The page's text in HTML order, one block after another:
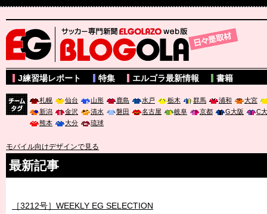
サッカー専門新聞ELGOLAZO web版 BLOGOLA
J練習場レポート 特集 エルゴラ最新情報 書籍
札幌 仙台 山形 鹿島 水戸 栃木 群馬 浦和
大宮
新潟
金沢 清水 磐田 名古屋 岐阜 京都 G大阪
C
熊本
大分 琉球
モバイル向けデザインで見る
最新記事